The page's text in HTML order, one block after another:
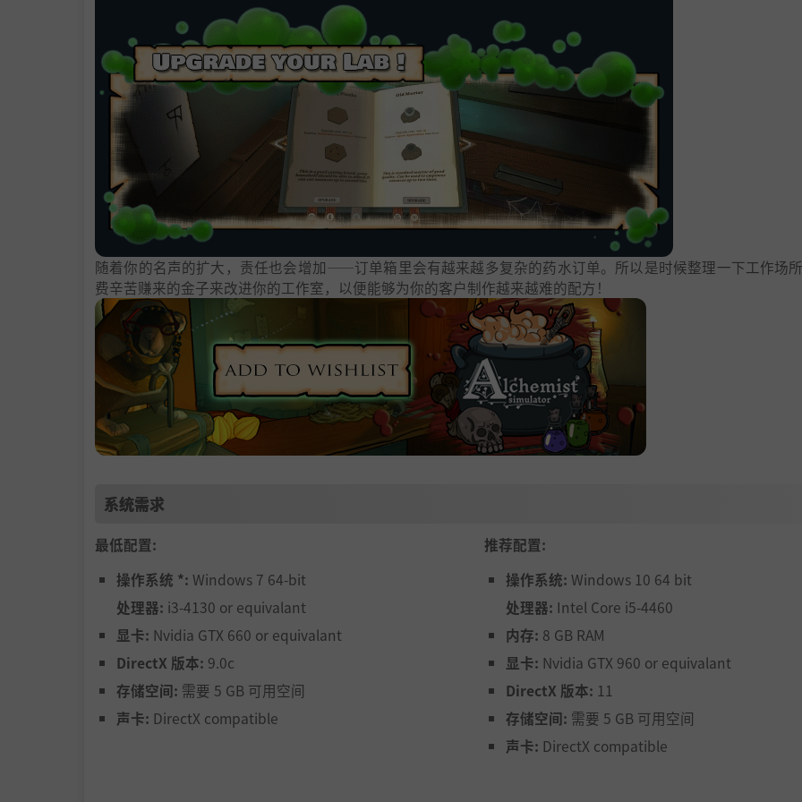
随着你的名声的扩大，责任也会增加——订单箱里会有越来越多复杂的药水订单。所以是时候整理一下工作场
费辛苦赚来的金子来改进你的工作室，以便能够为你的客户制作越来越难的配方！
系统需求
最低配置:
操作系统 *: Windows 7 64-bit
处理器: i3-4130 or equivalant
显卡: Nvidia GTX 660 or equivalant
DirectX 版本: 9.0c
存储空间: 需要 5 GB 可用空间
声卡: DirectX compatible
推荐配置:
操作系统: Windows 10 64 bit
处理器: Intel Core i5-4460
内存: 8 GB RAM
显卡: Nvidia GTX 960 or equivalant
DirectX 版本: 11
存储空间: 需要 5 GB 可用空间
声卡: DirectX compatible